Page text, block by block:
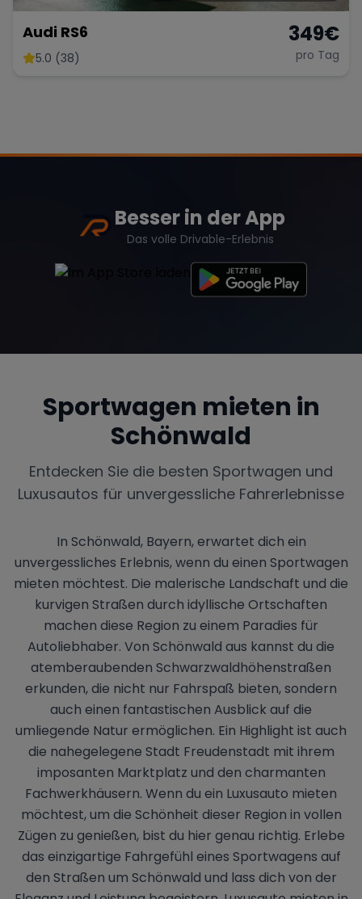
Audi RS6
5.0 (38)
349€
pro Tag
Besser in der App
Das volle Drivable-Erlebnis
Sportwagen mieten in
Schönwald
Entdecken Sie die besten Sportwagen und
Luxusautos für unvergessliche Fahrerlebnisse
In Schönwald, Bayern, erwartet dich ein
unvergessliches Erlebnis, wenn du einen Sportwagen
mieten möchtest. Die malerische Landschaft und die
kurvigen Straßen durch idyllische Ortschaften
machen diese Region zu einem Paradies für
Autoliebhaber. Von Schönwald aus kannst du die
atemberaubenden Schwarzwaldhöhenstraßen
erkunden, die nicht nur Fahrspaß bieten, sondern
auch einen fantastischen Ausblick auf die
umliegende Natur ermöglichen. Ein Highlight ist auch
die nahegelegene Stadt Freudenstadt mit ihrem
imposanten Marktplatz und den charmanten
Fachwerkhäusern. Wenn du ein Luxusauto mieten
möchtest, um die Schönheit dieser Region in vollen
Zügen zu genießen, bist du hier genau richtig. Erlebe
das einzigartige Fahrgefühl eines Sportwagens auf
den Straßen um Schönwald und lass dich von der